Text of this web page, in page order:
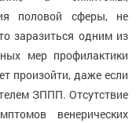
половой сферы, не
заразиться одним из
мер профилактики
произойти, даже если
ЗППП. Отсутствие
венерических